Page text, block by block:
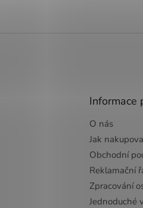
Informace
O nás
Jak
Obchodní
Reklamační
Zpracování
Jednoduché